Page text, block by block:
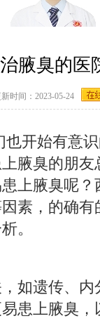
腋臭的医
时间：2023-05-24
开始有意识
腋臭的朋
上腋臭呢
素，的确
。
遗传、内
患上腋臭